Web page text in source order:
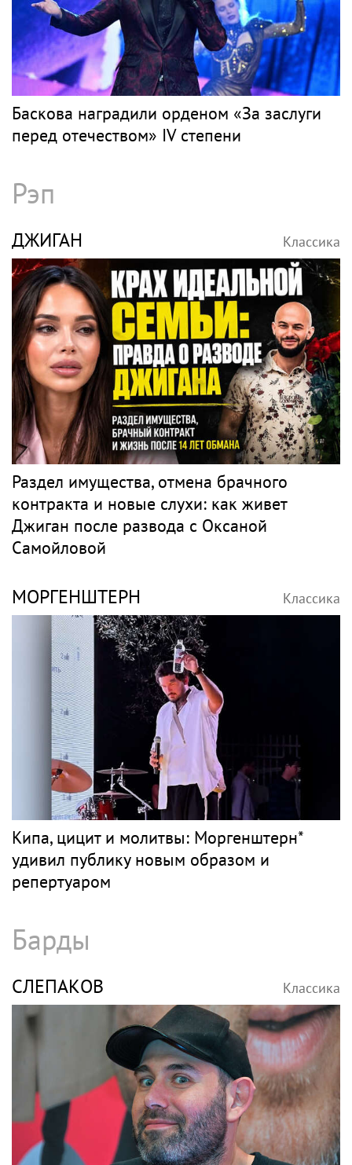
Баскова наградили орденом «За заслуги
перед отечеством» IV степени
Рэп
ДЖИГАН Классика
Раздел имущества, отмена брачного
контракта и новые слухи: как живет
Джиган после развода с Оксаной
Самойловой
МОРГЕНШТЕРН Классика
Кипа, цицит и молитвы: Моргенштерн*
удивил публику новым образом и
репертуаром
Барды
СЛЕПАКОВ Классика